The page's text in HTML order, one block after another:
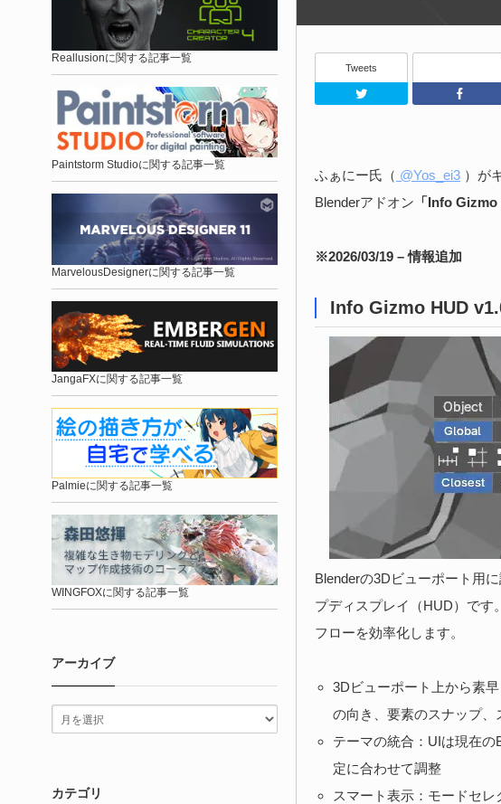
Tweets
Twitter
ふぁにー氏（ @Yos_ei3 ）が
Blenderアドオン 「Info Gizmo
※2026/03/19 – 情報追加
Info Gizmo HUD
Blenderの3Dビューポート用
プディスプレイ（HUD）です
フローを効率化します。
3Dビューポート上から素
の向き、要素のスナップ
テーマの統合：UIは現在
定に合わせて調整
スマート表示：モードセ
Reallusionに関する記事一覧
Paintstorm Studioに関する記事一覧
MarvelousDesignerに関する記事一覧
JangaFXに関する記事一覧
Palmieに関する記事一覧
WINGFOXに関する記事一覧
アーカイブ
カテゴリ